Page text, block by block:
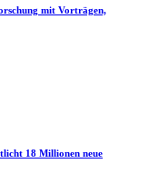
mit Vorträgen,
18 Millionen neue